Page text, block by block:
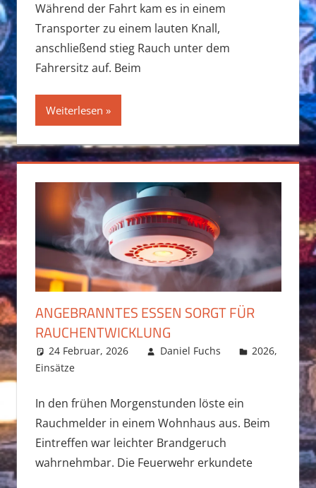
Während der Fahrt kam es in einem
Transporter zu einem lauten Knall,
anschließend stieg Rauch unter dem
Fahrersitz auf. Beim
Weiterlesen
ANGEBRANNTES ESSEN SORGT FÜR
RAUCHENTWICKLUNG
24 Februar, 2026 Daniel Fuchs 2026,
Einsätze
In den frühen Morgenstunden löste ein
Rauchmelder in einem Wohnhaus aus. Beim
Eintreffen war leichter Brandgeruch
wahrnehmbar. Die Feuerwehr erkundete